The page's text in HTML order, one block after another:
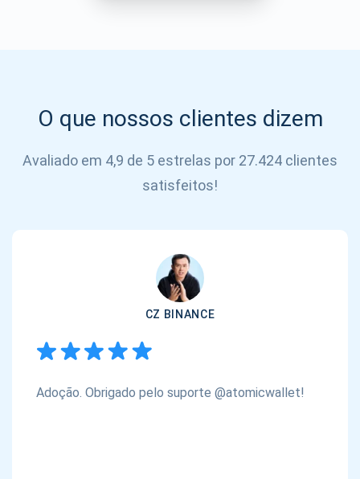
O que nossos clientes dizem
Avaliado em 4,9 de 5 estrelas por 27.424 clientes
satisfeitos!
CZ BINANCE
Adoção. Obrigado pelo suporte @atomicwallet!